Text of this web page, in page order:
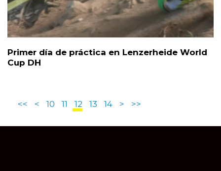
Primer día de práctica en Lenzerheide World
Cup DH
<< < 10 11 12 13 14 > >>